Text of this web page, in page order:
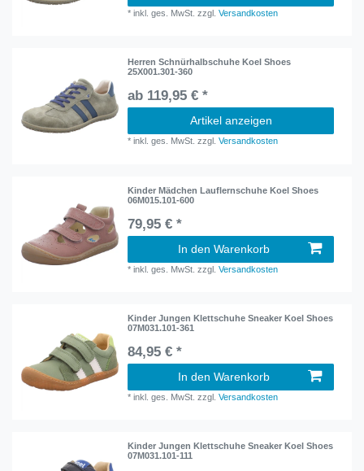
*inkl. ges. MwSt. zzgl.Versandkosten
Herren Schnürhalbschuhe Koel Shoes
25X001.301-360
ab 119,95 € *
Artikel anzeigen
*inkl. ges. MwSt. zzgl.Versandkosten
Kinder Mädchen Lauflernschuhe Koel Shoes
06M015.101-600
79,95 € *
In den Warenkorb
*inkl. ges. MwSt. zzgl.Versandkosten
Kinder Jungen Klettschuhe Sneaker Koel Shoes
07M031.101-361
84,95 € *
In den Warenkorb
*inkl. ges. MwSt. zzgl.Versandkosten
Kinder Jungen Klettschuhe Sneaker Koel Shoes
07M031.101-111